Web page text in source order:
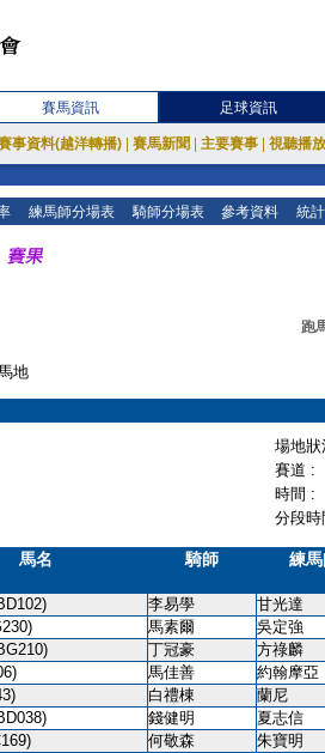
賽馬資訊 足球資訊
事資料(越洋轉播) 賽馬新聞 主要賽事 視聽播
練馬師分場表 騎師分場表 參考資料 統
跑
地
場地
賽道 :
時間 :
分段
馬名 騎師 練
李易學 甘光達
馬素爾 吳定強
丁冠豪 方祿麟
馬佳善 約翰摩亞
白禮棟 蘭尼
錢健明 夏志信
何敬森 朱寶明